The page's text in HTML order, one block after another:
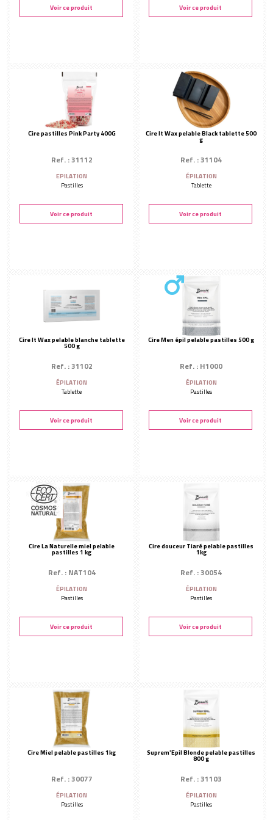
Accessoires
CONSOMMABLES
PRÉPARATION ET FINALISATION
Soins avant épilation
Soins après épilation
Voir ce produit Voir ce produit
Cire pastilles Pink Party 400G
Ref. : 31112
EPILATION
Pastilles
Voir ce produit
Cire It Wax pelable Black tablette 500
g
Ref. : 31104
ÉPILATION
Tablette
Voir ce produit
Cire It Wax pelable blanche tablette
500 g
Ref. : 31102
ÉPILATION
Tablette
Voir ce produit
Cire Men épil pelable pastilles 500 g
Ref. : H1000
ÉPILATION
Pastilles
Voir ce produit
Cire La Naturelle miel pelable
pastilles 1 kg
Ref. : NAT104
ÉPILATION
Pastilles
Voir ce produit
Cire douceur Tiaré pelable pastilles
1kg
Ref. : 30054
ÉPILATION
Pastilles
Voir ce produit
Cire Miel pelable pastilles 1kg
Ref. : 30077
ÉPILATION
Pastilles
Suprem'Epil Blonde pelable pastilles
800 g
Ref. : 31103
ÉPILATION
Pastilles